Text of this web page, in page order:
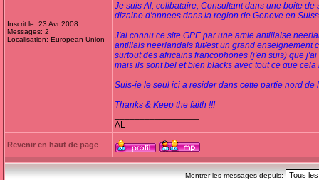
Inscrit le: 23 Avr 2008
Messages: 2
Localisation: European Union
Je suis Al, celibataire, Consultant dans une boite
dizaine d'annees dans la region de Geneve en
J'ai connu ce site GPE par une amie antillaise
antillais neerlandais fut/est un grand enseignement
surtout des africains francophones (j'en suis) que
mais ils sont bel et bien blacks avec tout ce que cela
Suis-je le seul ici a resider dans cette partie nord de
Thanks & Keep the faith !!!
AL
Revenir en haut de page
Montrer les messages depuis: